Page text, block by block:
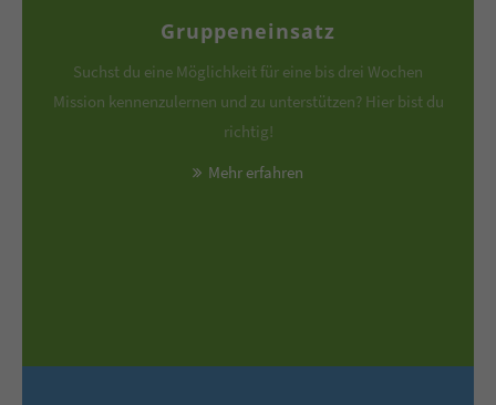
Gruppeneinsatz
Suchst du eine Möglichkeit für eine bis drei Wochen
Mission kennenzulernen und zu unterstützen? Hier bist du
richtig!
Mehr erfahren